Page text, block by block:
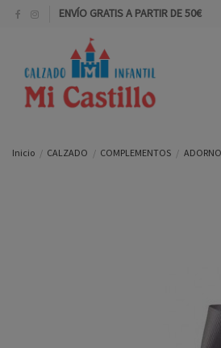
ENVÍO GRATIS A PARTIR DE 50€
Inicio CALZADO COMPLEMENTOS